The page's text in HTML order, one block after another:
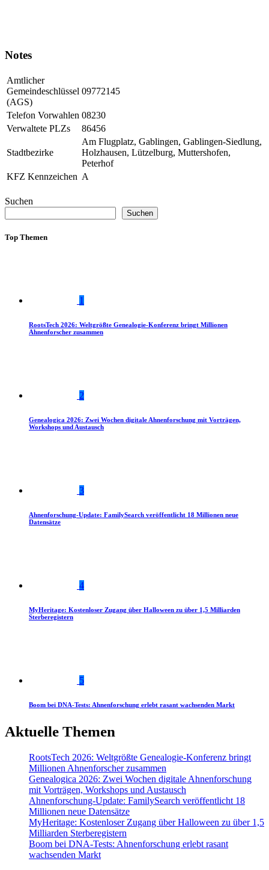
Notes
Amtlicher
Gemeindeschlüssel
(AGS)
09772145
Telefon Vorwahlen 08230
Verwaltete PLZs
86456
Stadtbezirke
Am Flugplatz, Gablingen, Gablingen-Siedlung,
Holzhausen, Lützelburg, Muttershofen,
Peterhof
KFZ Kennzeichen A
Suchen
Suchen
Top Themen
1
RootsTech 2026: Weltgrößte Genealogie-Konferenz bringt Millionen
Ahnenforscher zusammen
2
Genealogica 2026: Zwei Wochen digitale Ahnenforschung mit Vorträgen,
Workshops und Austausch
3
Ahnenforschung-Update: FamilySearch veröffentlicht 18 Millionen neue
Datensätze
4
MyHeritage: Kostenloser Zugang über Halloween zu über 1,5 Milliarden
Sterberegistern
5
Boom bei DNA-Tests: Ahnenforschung erlebt rasant wachsenden Markt
Aktuelle Themen
RootsTech 2026: Weltgrößte Genealogie-Konferenz bringt
Millionen Ahnenforscher zusammen
Genealogica 2026: Zwei Wochen digitale Ahnenforschung
mit Vorträgen, Workshops und Austausch
Ahnenforschung-Update: FamilySearch veröffentlicht 18
Millionen neue Datensätze
MyHeritage: Kostenloser Zugang über Halloween zu über 1,5
Milliarden Sterberegistern
Boom bei DNA-Tests: Ahnenforschung erlebt rasant
wachsenden Markt